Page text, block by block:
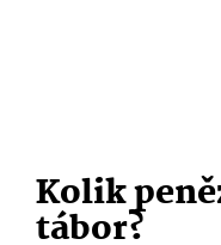
Kolik
tábor?